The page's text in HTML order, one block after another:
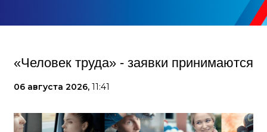
«Человек труда» - заявки принимаются
06 августа 2026, 11:41